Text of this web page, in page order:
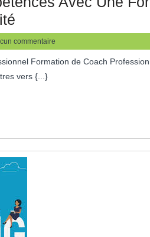
Vos
Compétences
Avec
Coach
Professionnel
Qualité
commentaire
vers {...}